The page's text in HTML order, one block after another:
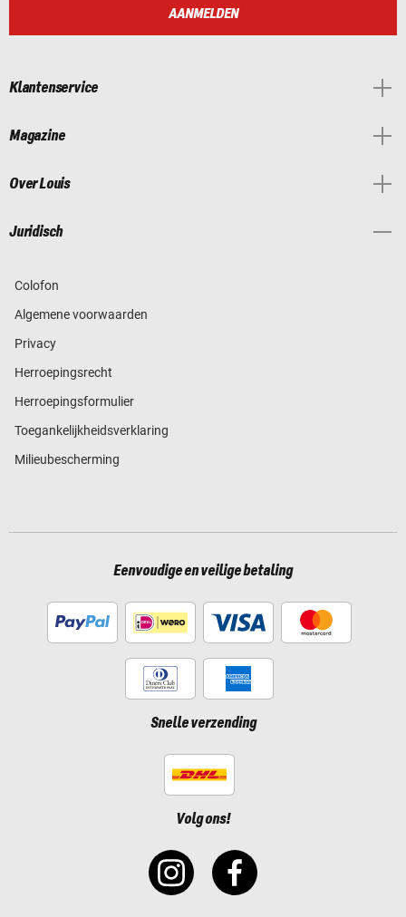
AANMELDEN
Klantenservice
Magazine
Over Louis
Juridisch
Colofon
Algemene voorwaarden
Privacy
Herroepingsrecht
Herroepingsformulier
Toegankelijkheidsverklaring
Milieubescherming
Eenvoudige en veilige betaling
Snelle verzending
Volg ons!